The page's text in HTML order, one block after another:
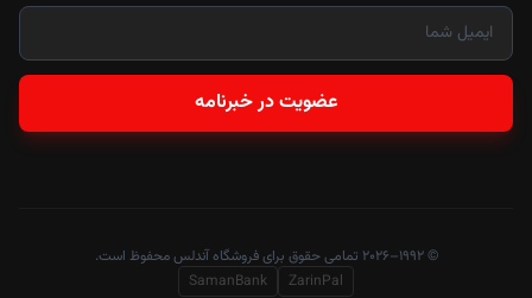
عضویت در خبرنامه
© ۱۹۹۲–۲۰۲۶ تمامی حقوق برای فروشگاه آندلس محفوظ است.
ZarinPal
SamanBank